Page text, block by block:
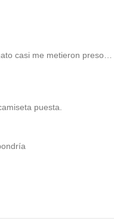
casi me metieron preso…
puesta.